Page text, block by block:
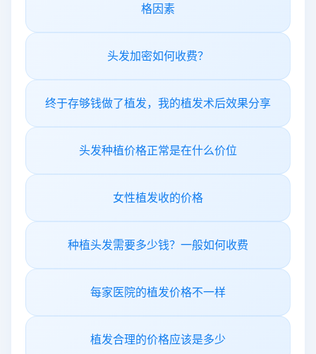
格因素
头发加密如何收费？
终于存够钱做了植发，我的植发术后效果分享
头发种植价格正常是在什么价位
女性植发收的价格
种植头发需要多少钱？一般如何收费
每家医院的植发价格不一样
植发合理的价格应该是多少